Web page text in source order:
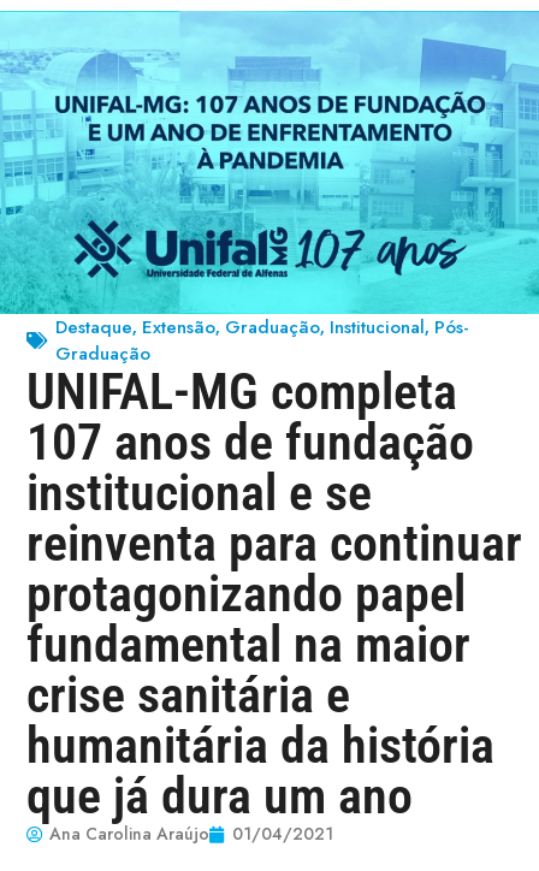
Destaque, Extensão, Graduação, Institucional, Pós-
Graduação
UNIFAL-MG completa
107 anos de fundação
institucional e se
reinventa para continuar
protagonizando papel
fundamental na maior
crise sanitária e
humanitária da história
que já dura um ano
Ana Carolina Araújo 01/04/2021